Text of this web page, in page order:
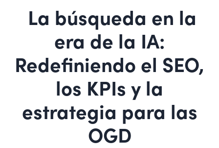
La búsqueda en la
era de la IA:
Redefiniendo el SEO,
los KPIs y la
estrategia para las
OGD